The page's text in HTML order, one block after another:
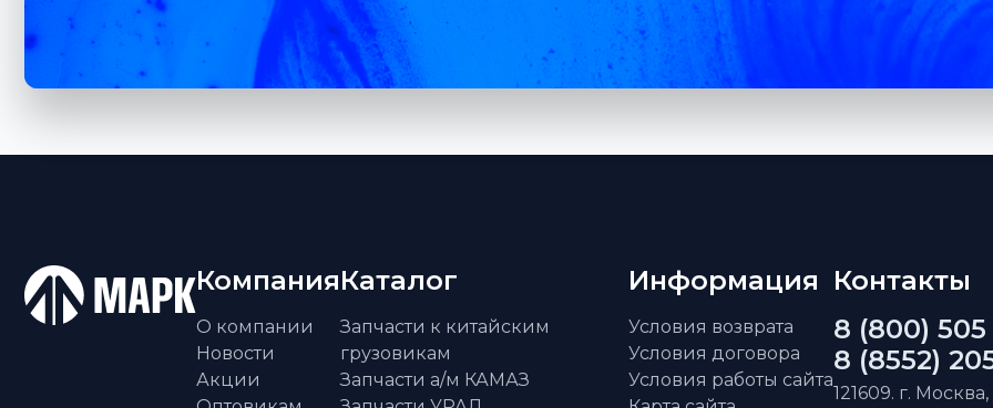
Компания
О компании
Новости
Акции
Каталог
Запчасти к китайским
грузовикам
Запчасти а/м КАМАЗ
Информация
Условия возврата
Условия договора
Условия работы сайта
Контакты
8 (800)
8 (8552)
121609. г.